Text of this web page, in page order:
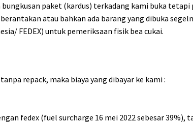
bungkusan paket (kardus) terkadang kami buka
atau bahkan ada barang yang dibuka
FEDEX) untuk pemeriksaan fisik bea cukai.
repack, maka biaya yang dibayar ke kami :
fedex (fuel surcharge 16 mei 2022 sebesar 39%),